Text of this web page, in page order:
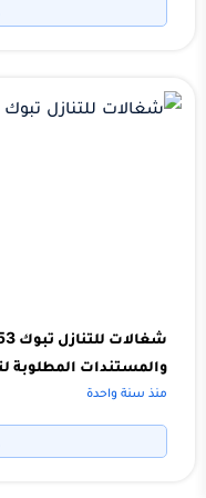
والمستندات المطلوبة
منذ سنة واحدة